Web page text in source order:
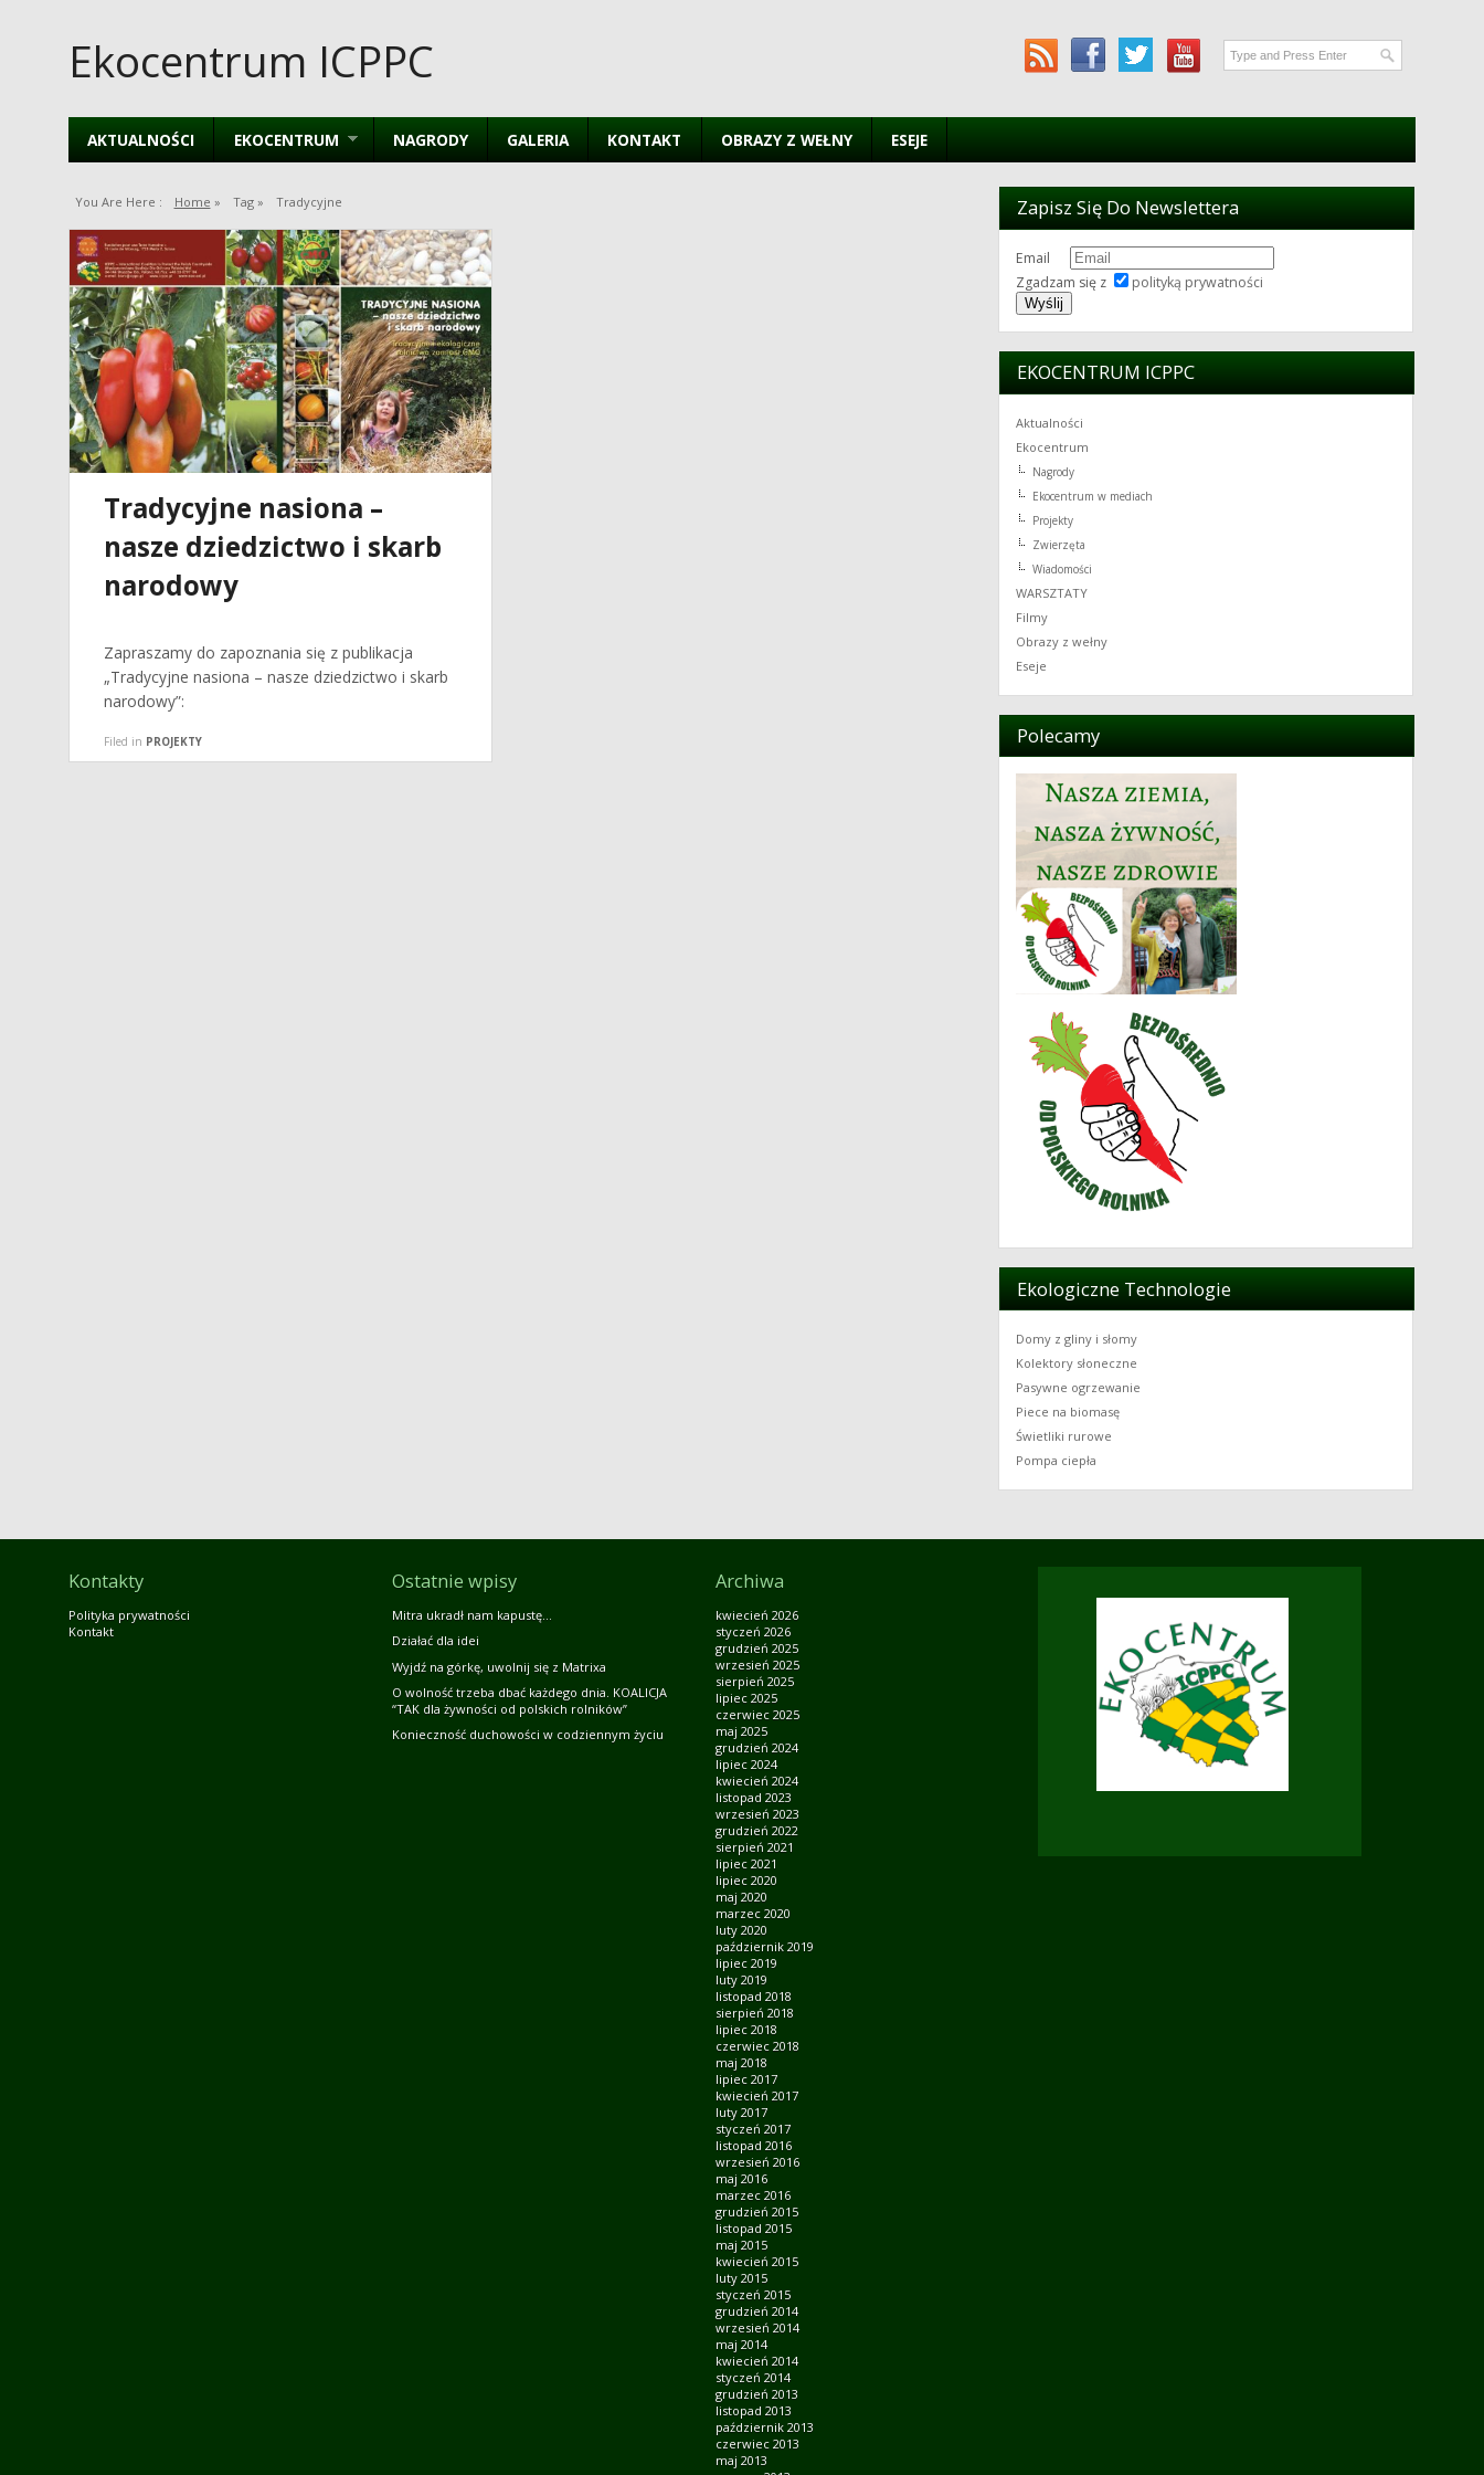
Ekocentrum ICPPC
AKTUALNOŚCI EKOCENTRUM NAGRODY GALERIA KONTAKT OBRAZY Z WEŁNY ESEJE
You Are Here : Home » Tag » Tradycyjne
Tradycyjne nasiona –
nasze dziedzictwo i skarb
narodowy
Zapraszamy do zapoznania się z publikacja
„Tradycyjne nasiona – nasze dziedzictwo i skarb
narodowy”:
Filed in PROJEKTY
Zapisz Się Do Newslettera
Email
Zgadzam się z
polityką prywatności
EKOCENTRUM ICPPC
Aktualności
Ekocentrum
Nagrody
Ekocentrum w mediach
Projekty
Zwierzęta
Wiadomości
WARSZTATY
Filmy
Obrazy z wełny
Eseje
Polecamy
Ekologiczne Technologie
Domy z gliny i słomy
Kolektory słoneczne
Pasywne ogrzewanie
Piece na biomasę
Świetliki rurowe
Pompa ciepła
Kontakty
Polityka prywatności
Kontakt
Ostatnie wpisy
Mitra ukradł nam kapustę…
Działać dla idei
Wyjdź na górkę, uwolnij się z Matrixa
O wolność trzeba dbać każdego dnia. KOALICJA
“TAK dla żywności od polskich rolników”
Konieczność duchowości w codziennym życiu
Archiwa
kwiecień 2026
styczeń 2026
grudzień 2025
wrzesień 2025
sierpień 2025
lipiec 2025
czerwiec 2025
maj 2025
grudzień 2024
lipiec 2024
kwiecień 2024
listopad 2023
wrzesień 2023
grudzień 2022
sierpień 2021
lipiec 2021
lipiec 2020
maj 2020
marzec 2020
luty 2020
październik 2019
lipiec 2019
luty 2019
listopad 2018
sierpień 2018
lipiec 2018
czerwiec 2018
maj 2018
lipiec 2017
kwiecień 2017
luty 2017
styczeń 2017
listopad 2016
wrzesień 2016
maj 2016
marzec 2016
grudzień 2015
listopad 2015
maj 2015
kwiecień 2015
luty 2015
styczeń 2015
grudzień 2014
wrzesień 2014
maj 2014
kwiecień 2014
styczeń 2014
grudzień 2013
listopad 2013
październik 2013
czerwiec 2013
maj 2013